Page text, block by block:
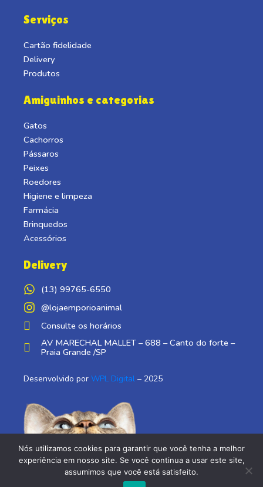
Serviços
Cartão fidelidade
Delivery
Produtos
Amiguinhos e categorias
Gatos
Cachorros
Pássaros
Peixes
Roedores
Higiene e limpeza
Farmácia
Brinquedos
Acessórios
Delivery
(13) 99765-6550
@lojaemporioanimal
Consulte os horários
AV MARECHAL MALLET – 688 – Canto do forte –
Praia Grande /SP
Desenvolvido por WPL Digital – 2025
Nós utilizamos cookies para garantir que você tenha a melhor
experiência em nosso site. Se você continua a usar este site,
assumimos que você está satisfeito.